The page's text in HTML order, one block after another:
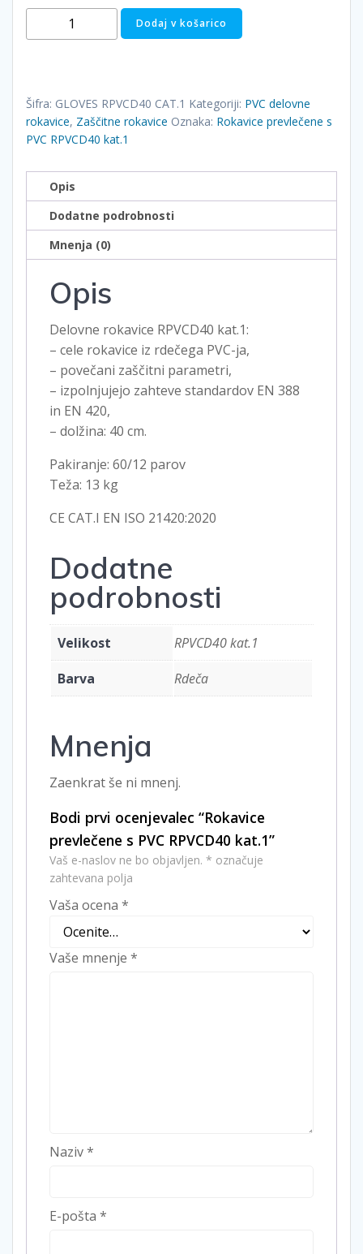
Rokavice
prevlečene
RPVCD40
kat.1
količina
Dodaj v košarico
Šifra: GLOVES RPVCD40 CAT.1 Kategoriji: PVC delovne
rokavice, Zaščitne rokavice Oznaka: Rokavice prevlečene s
PVC RPVCD40 kat.1
Opis
Dodatne podrobnosti
Mnenja (0)
Opis
Delovne rokavice RPVCD40 kat.1:
– cele rokavice iz rdečega PVC-ja,
– povečani zaščitni parametri,
– izpolnjujejo zahteve standardov EN 388
in EN 420,
– dolžina: 40 cm.
Pakiranje: 60/12 parov
Teža: 13 kg
CE CAT.I EN ISO 21420:2020
Dodatne
podrobnosti
Velikost
RPVCD40 kat.1
Barva
Rdeča
Mnenja
Zaenkrat še ni mnenj.
Bodi prvi ocenjevalec “Rokavice
prevlečene s PVC RPVCD40 kat.1”
Vaš e-naslov ne bo objavljen. * označuje
zahtevana polja
Vaša ocena *
Vaše mnenje *
Naziv*
E-pošta *